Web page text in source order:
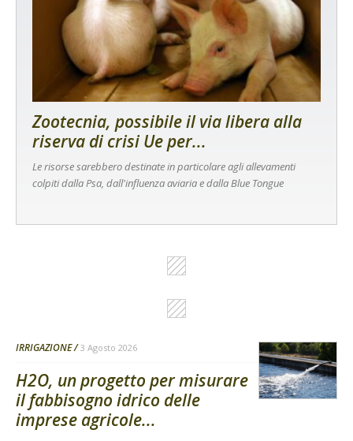
Zootecnia, possibile il via libera alla
riserva di crisi Ue per...
Le risorse sarebbero destinate in particolare agli allevamenti
colpiti dalla Psa, dall'influenza aviaria e dalla Blue Tongue
IRRIGAZIONE 3 Agosto 2026
H2O, un progetto per misurare
il fabbisogno idrico delle
imprese agricole...